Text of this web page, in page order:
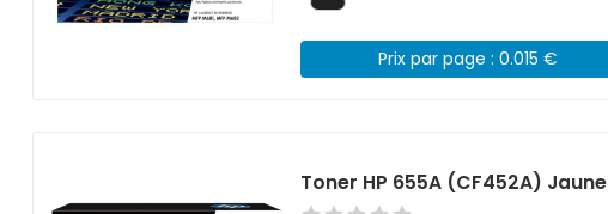
Prix par page : 0.015 €
Toner HP 655A (CF452A) Jaune